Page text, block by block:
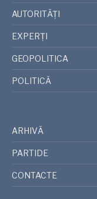
AUTORITĂȚI
EXPERȚI
GEOPOLITICA
POLITICĂ
ARHIVĂ
PARTIDE
CONTACTE